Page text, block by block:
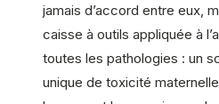
jamais d’accord entre eux,
caisse à outils appliquée à
toutes les pathologies : un
unique de toxicité